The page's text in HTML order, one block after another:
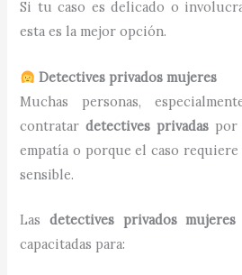
Si tu caso es delicado o
esta es la mejor opción.
Detectives privados mujeres
Muchas personas,
contratardetectives privadas por
empatía o porque el caso requiere
sensible.
Lasdetectives privados mujeres
capacitadas para: